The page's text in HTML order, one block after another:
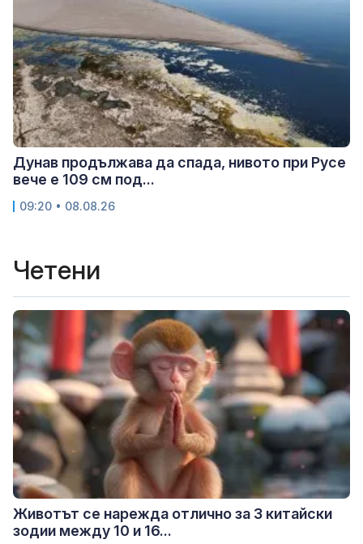
Дунав продължава да спада, нивото при Русе
вече е 109 см под...
09:20 • 08.08.26
Четени
Животът се нарежда отлично за 3 китайски
зодии между 10 и 16...